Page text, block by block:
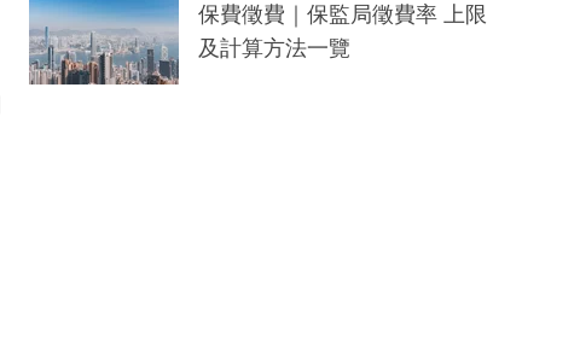
保費徵費｜保監局徵費率 上限
及計算方法一覽